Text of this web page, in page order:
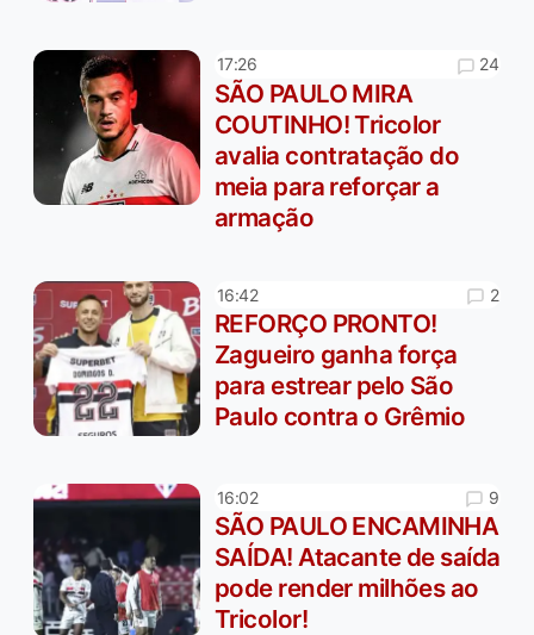
17:26 24
SÃO PAULO MIRA
COUTINHO! Tricolor
avalia contratação do
meia para reforçar a
armação
16:42 2
REFORÇO PRONTO!
Zagueiro ganha força
para estrear pelo São
Paulo contra o Grêmio
16:02 9
SÃO PAULO ENCAMINHA
SAÍDA! Atacante de saída
pode render milhões ao
Tricolor!